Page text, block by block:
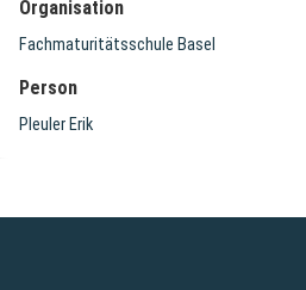
Organisation
Fachmaturitätsschule Basel
Person
Pleuler Erik